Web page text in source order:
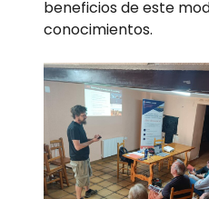
beneficios de este
conocimientos.